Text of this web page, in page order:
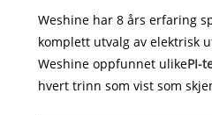
Weshine har 8 års erfaring
komplett utvalg av elektrisk
Weshine oppfunnet ulikePI-
hvert trinn som vist som